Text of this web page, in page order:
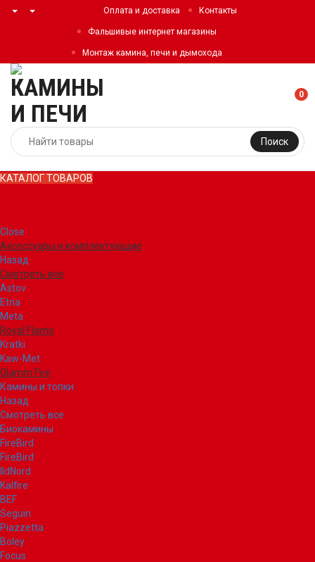
Оплата и доставка Контакты
Фальшивые интернет магазины
Монтаж камина, печи и дымохода
Поиск
0
КАТАЛОГ ТОВАРОВ
Close
Аксессуары и комплектующие
Назад
Смотреть все
Astov
Etna
Meta
Royal Flame
Kratki
Kaw-Met
Glamm Fire
Камины и топки
Назад
Смотреть все
Биокамины
FireBird
FireBird
IldNord
Kalfire
BEF
Seguin
Piazzetta
Boley
Focus